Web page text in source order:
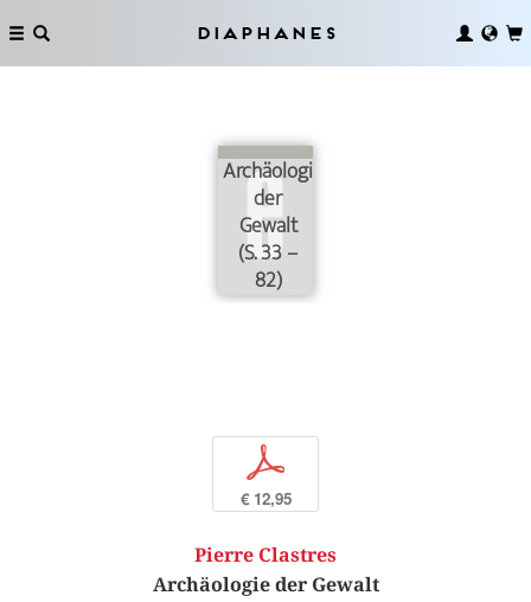
Diaphanes
Archäologie
der
Gewalt
(S. 33 –
82)
p
€ 12,95
Pierre Clastres
Archäologie der Gewalt